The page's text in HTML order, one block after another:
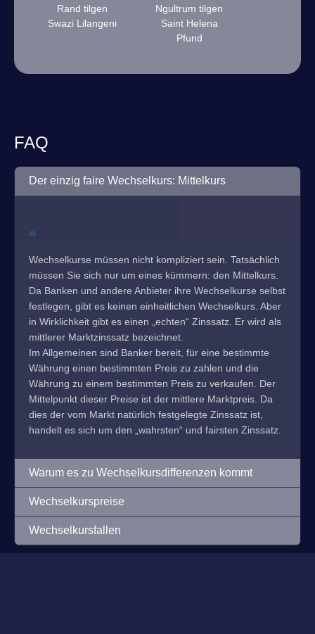
Rand tilgen
Swazi Lilangeni
Ngultrum tilgen
Saint Helena
Pfund
FAQ
Der einzig faire Wechselkurs: Mittelkurs
Wechselkurse müssen nicht kompliziert sein. Tatsächlich
müssen Sie sich nur um eines kümmern: den Mittelkurs.
Da Banken und andere Anbieter ihre Wechselkurse selbst
festlegen, gibt es keinen einheitlichen Wechselkurs. Aber
in Wirklichkeit gibt es einen „echten“ Zinssatz. Er wird als
mittlerer Marktzinssatz bezeichnet.
Im Allgemeinen sind Banker bereit, für eine bestimmte
Währung einen bestimmten Preis zu zahlen und die
Währung zu einem bestimmten Preis zu verkaufen. Der
Mittelpunkt dieser Preise ist der mittlere Marktpreis. Da
dies der vom Markt natürlich festgelegte Zinssatz ist,
handelt es sich um den „wahrsten“ und fairsten Zinssatz.
Warum es zu Wechselkursdifferenzen kommt
Wechselkurspreise
Wechselkursfallen